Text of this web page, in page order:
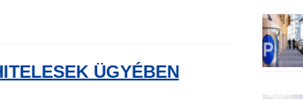
ÜGYÉBEN